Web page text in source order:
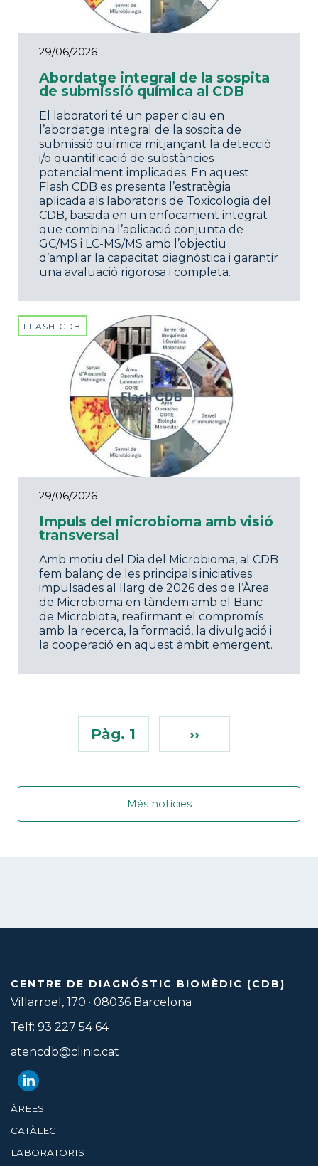
29/06/2026
Abordatge integral de la sospita
de submissió química al CDB
El laboratori té un paper clau en
l’abordatge integral de la sospita de
submissió química mitjançant la detecció
i/o quantificació de substàncies
potencialment implicades. En aquest
Flash CDB es presenta l’estratègia
aplicada als laboratoris de Toxicologia del
CDB, basada en un enfocament integrat
que combina l’aplicació conjunta de
GC/MS i LC-MS/MS amb l’objectiu
d’ampliar la capacitat diagnòstica i garantir
una avaluació rigorosa i completa.
FLASH CDB
29/06/2026
Impuls del microbioma amb visió
transversal
Amb motiu del Dia del Microbioma, al CDB
fem balanç de les principals iniciatives
impulsades al llarg de 2026 des de l’Àrea
de Microbioma en tàndem amb el Banc
de Microbiota, reafirmant el compromís
amb la recerca, la formació, la divulgació i
la cooperació en aquest àmbit emergent.
Pàg. 1 ››
Més notícies
CENTRE DE DIAGNÓSTIC BIOMÈDIC (CDB)
Villarroel, 170 · 08036 Barcelona
Telf: 93 227 54 64
atencdb@clinic.cat
ÀREES
CATÀLEG
LABORATORIS